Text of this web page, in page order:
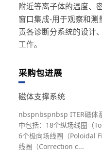
附近等离子体的温度、
窗口集成-用于观察和测
责各诊断分系统的设计
工作。
采购包进展
磁体支撑系统
nbspnbspnbsp ITER磁体
中包括：18个纵场线圈（
6个极向场线圈（Poloidal
线圈（Correction c...